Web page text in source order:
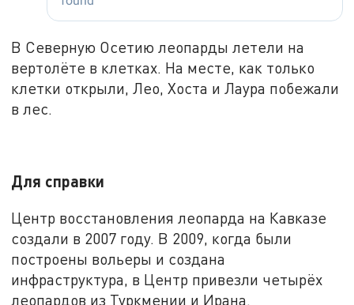
В Северную Осетию леопарды летели на
вертолёте в клетках. На месте, как только
клетки открыли, Лео, Хоста и Лаура побежали
в лес.
Для справки
Центр восстановления леопарда на Кавказе
создали в 2007 году. В 2009, когда были
построены вольеры и создана
инфраструктура, в Центр привезли четырёх
леопардов из Туркмении и Ирана.